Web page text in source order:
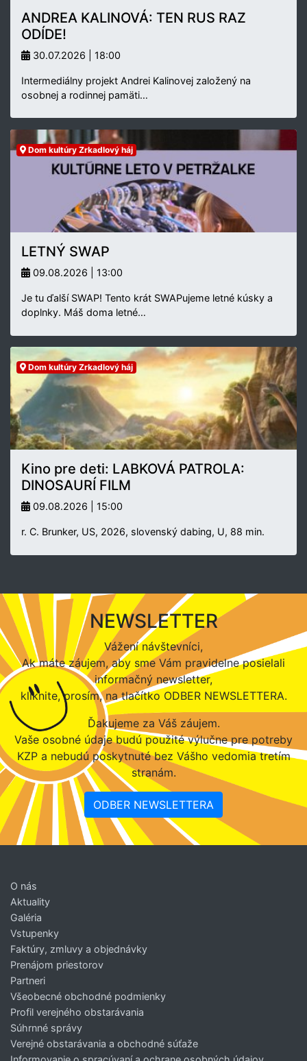
ANDREA KALINOVÁ: TEN RUS RAZ
ODÍDE!
30.07.2026 | 18:00
Intermediálny projekt Andrei Kalinovej založený na
osobnej a rodinnej pamäti…
Dom kultúry Zrkadlový háj
LETNÝ SWAP
09.08.2026 | 13:00
Je tu ďalší SWAP! Tento krát SWAPujeme letné kúsky a
doplnky. Máš doma letné…
Dom kultúry Zrkadlový háj
Kino pre deti: LABKOVÁ PATROLA:
DINOSAURÍ FILM
09.08.2026 | 15:00
r. C. Brunker, US, 2026, slovenský dabing, U, 88 min.
NEWSLETTER
Vážení návštevníci,
Ak máte záujem, aby sme Vám pravidelne posielali
informačný newsletter,
kliknite, prosím, na tlačítko ODBER NEWSLETTERA.
Ďakujeme za Váš záujem.
Vaše osobné údaje budú použité výlučne pre potreby
KZP a nebudú poskytnuté bez Vášho vedomia tretím
stranám.
ODBER NEWSLETTERA
O nás
Aktuality
Galéria
Vstupenky
Faktúry, zmluvy a objednávky
Prenájom priestorov
Partneri
Všeobecné obchodné podmienky
Profil verejného obstarávania
Súhrnné správy
Verejné obstarávania a obchodné súťaže